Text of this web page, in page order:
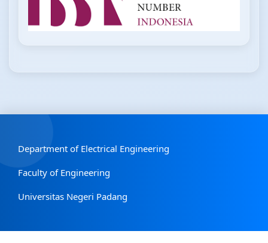
Department of Electrical Engineering
Faculty of Engineering
Universitas Negeri Padang